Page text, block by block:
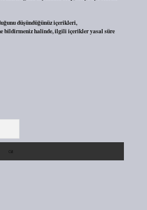
düşündüğünüz içerikleri,
bildirmeniz halinde, ilgili içerikler yasal süre